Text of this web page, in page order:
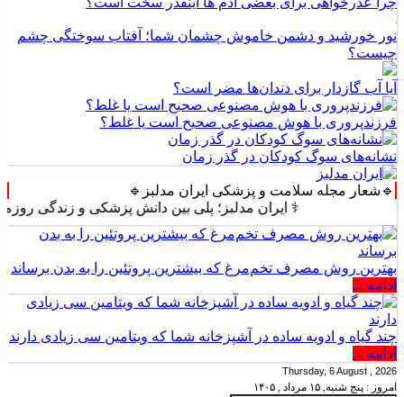
نور خورشید و دشمن خاموش چشمان شما؛ آفتاب سوختگی چشم
چیست؟
آیا آب گازدار برای دندان‌ها مضر است؟
فرزندپروری با هوش مصنوعی صحیح است یا غلط؟
نشانه‌های سوگ کودکان در گذر زمان
🔹شعار مجله سلامت و پزشکی ایران مدلبز🔹
⚕️ ایران مدلبز؛ پلی بین دانش پزشکی و زندگی روزمره ⚕️
بهترین روش مصرف تخم‌مرغ که بیشترین پروتئین را به بدن برساند
ادامه ...
چند گیاه و ادویه ساده در آشپزخانه شما که ویتامین سی زیادی دارند
ادامه ...
Thursday, 6 August , 2026
امروز : پنج شنبه, ۱۵ مرداد , ۱۴۰۵